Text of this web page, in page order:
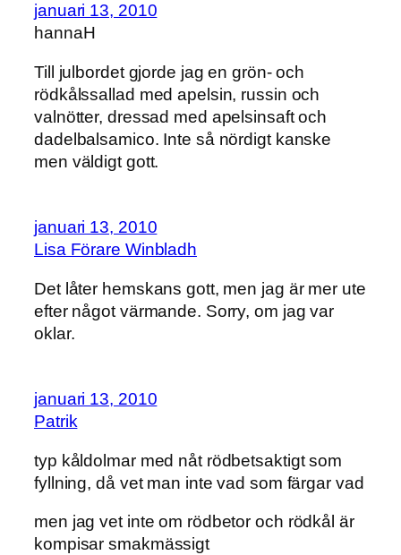
januari 13, 2010
hannaH
Till julbordet gjorde jag en grön- och
rödkålssallad med apelsin, russin och
valnötter, dressad med apelsinsaft och
dadelbalsamico. Inte så nördigt kanske
men väldigt gott.
januari 13, 2010
Lisa Förare Winbladh
Det låter hemskans gott, men jag är mer ute
efter något värmande. Sorry, om jag var
oklar.
januari 13, 2010
Patrik
typ kåldolmar med nåt rödbetsaktigt som
fyllning, då vet man inte vad som färgar vad
men jag vet inte om rödbetor och rödkål är
kompisar smakmässigt